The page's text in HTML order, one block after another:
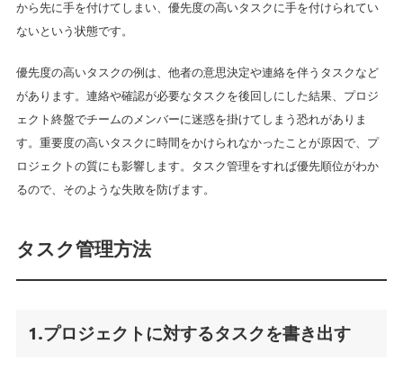
から先に手を付けてしまい、優先度の高いタスクに手を付けられてい
ないという状態です。
優先度の高いタスクの例は、他者の意思決定や連絡を伴うタスクなど
があります。連絡や確認が必要なタスクを後回しにした結果、プロジ
ェクト終盤でチームのメンバーに迷惑を掛けてしまう恐れがありま
す。重要度の高いタスクに時間をかけられなかったことが原因で、プ
ロジェクトの質にも影響します。タスク管理をすれば優先順位がわか
るので、そのような失敗を防げます。
タスク管理方法
1.プロジェクトに対するタスクを書き出す